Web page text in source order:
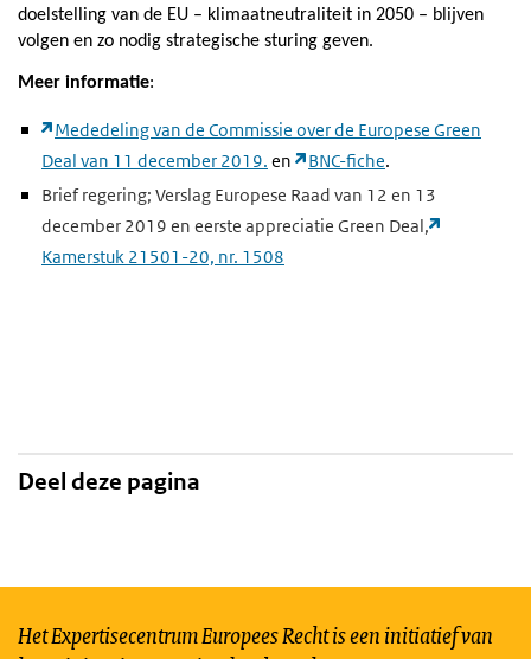
doelstelling van de EU – klimaatneutraliteit in 2050 – blijven
volgen en zo nodig strategische sturing geven.
Meer informatie:
Mededeling van de Commissie over de Europese Green
Deal van 11 december 2019. en BNC-fiche.
Brief regering; Verslag Europese Raad van 12 en 13
december 2019 en eerste appreciatie Green Deal,
Kamerstuk 21501-20, nr. 1508
Deel deze pagina
Het Expertisecentrum Europees Recht is een initiatief van